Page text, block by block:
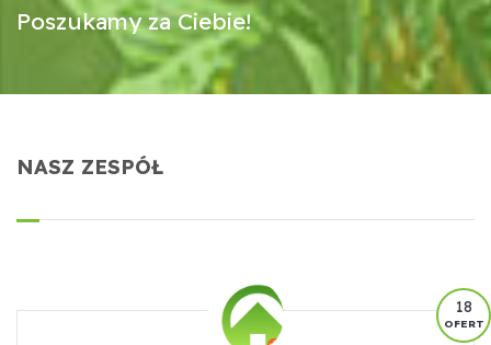
Poszukamy za Ciebie!
NASZ ZESPÓŁ
18
OFERT